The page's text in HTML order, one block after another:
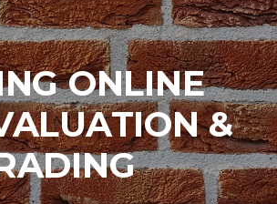
ONLINE
&